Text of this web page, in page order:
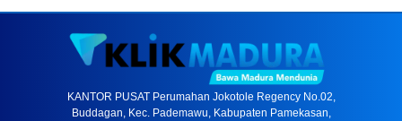
KANTOR PUSAT Perumahan Jokotole Regency No.02,
Buddagan, Kec. Pademawu, Kabupaten Pamekasan,